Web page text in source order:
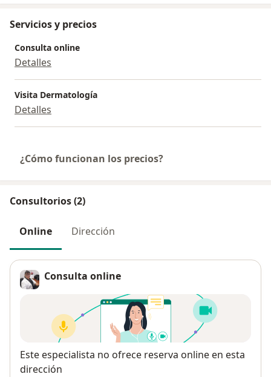
Servicios y precios
Consulta online
Detalles
Visita Dermatología
Detalles
¿Cómo funcionan los precios?
Consultorios (2)
Online Dirección
Consulta online
Disponibilidad
Este especialista no ofrece reserva online en esta
dirección